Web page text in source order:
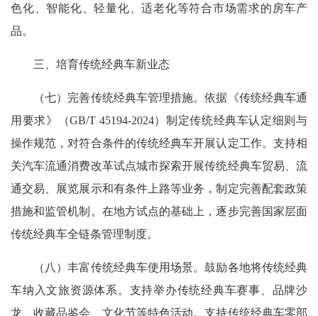
色化、智能化、轻量化、适老化等符合市场需求的房车产
品。
三、培育传统经典车新业态
（七）完善传统经典车管理措施。依据《传统经典车通
用要求》（GB/T 45194-2024）制定传统经典车认定细则与
操作规范，对符合条件的传统经典车开展认定工作。支持相
关汽车流通消费改革试点城市探索开展传统经典车贸易、流
通交易、展览展示和有条件上路等业务，制定完善配套政策
措施和监管机制。在地方试点的基础上，逐步完善国家层面
传统经典车全链条管理制度。
（八）丰富传统经典车使用场景。鼓励各地将传统经典
车纳入文旅资源体系。支持举办传统经典车赛事、品牌沙
龙、收藏品鉴会、文化节等特色活动。支持传统经典车零部